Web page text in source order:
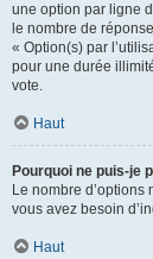
une option par ligne
le nombre de
« Option(s) par
pour une durée
vote.
Haut
Pourquoi ne puis-je
Le nombre d’options
vous avez besoin
Haut